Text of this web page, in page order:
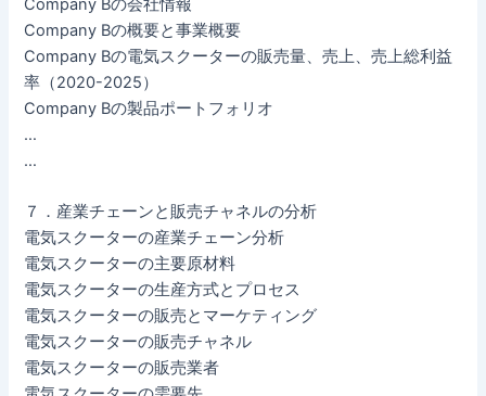
Company Bの概要と事業概要
Company Bの電気スクーターの販売量、売上、売上総利益
率（2020-2025）
Company Bの製品ポートフォリオ
…
…
７．産業チェーンと販売チャネルの分析
電気スクーターの産業チェーン分析
電気スクーターの主要原材料
電気スクーターの生産方式とプロセス
電気スクーターの販売とマーケティング
電気スクーターの販売チャネル
電気スクーターの販売業者